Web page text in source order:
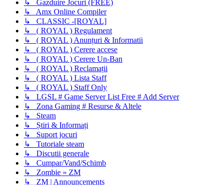
↳ Gazduire Jocuri (FREE)
↳ Amx Online Compiler
↳ CLASSIC -[ROYAL]
↳ ( ROYAL ) Regulament
↳ ( ROYAL ) Anunțuri & Informatii
↳ ( ROYAL ) Cerere accese
↳ ( ROYAL ) Cerere Un-Ban
↳ ( ROYAL ) Reclamații
↳ ( ROYAL ) Lista Staff
↳ ( ROYAL ) Staff Only
↳ LGSL # Game Server List Free # Add Server
↳ Zona Gaming # Resurse & Altele
↳ Steam
↳ Știri & Informați
↳ Suport jocuri
↳ Tutoriale steam
↳ Discutii generale
↳ Cumpar/Vand/Schimb
↳ Zombie » ZM
↳ ZM | Announcements